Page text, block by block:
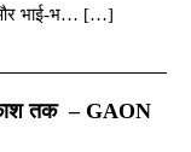
और भाई-भ… […]
तक – GAON